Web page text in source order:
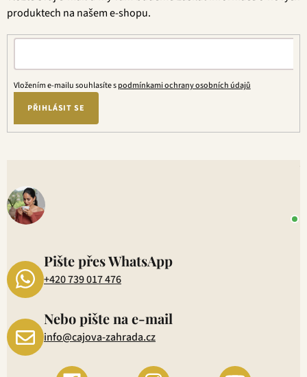
produktech na našem e-shopu.
Vložením e-mailu souhlasíte spodmínkami ochrany osobních údajů
PŘIHLÁSIT SE
Pište přes WhatsApp
+420 739 017 476
Nebo pište na e-mail
info@cajova-zahrada.cz